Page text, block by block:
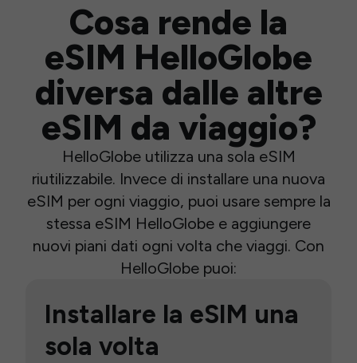
Cosa rende la
eSIM HelloGlobe
diversa dalle altre
eSIM da viaggio?
HelloGlobe utilizza una sola eSIM
riutilizzabile. Invece di installare una nuova
eSIM per ogni viaggio, puoi usare sempre la
stessa eSIM HelloGlobe e aggiungere
nuovi piani dati ogni volta che viaggi. Con
HelloGlobe puoi:
Installare la eSIM una
sola volta